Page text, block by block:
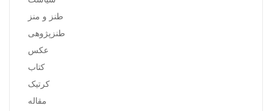
طنز و منز
طنزپژوهی
عکس
کتاب
کرتیک
مقاله